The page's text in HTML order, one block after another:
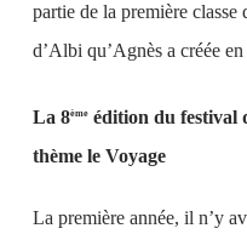
partie de la première classe
d’Albi qu’Agnès a créée
La 8èmeédition du festival
thème le Voyage
La première année, il n’y